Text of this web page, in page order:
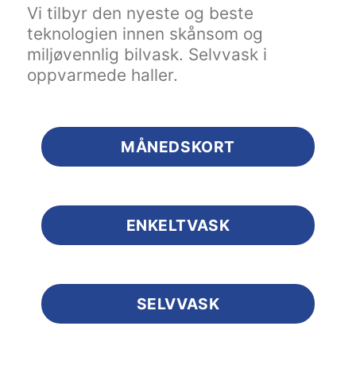
Vi tilbyr den nyeste og beste
teknologien innen skånsom og
miljøvennlig bilvask. Selvvask i
oppvarmede haller.
MÅNEDSKORT
ENKELTVASK
SELVVASK